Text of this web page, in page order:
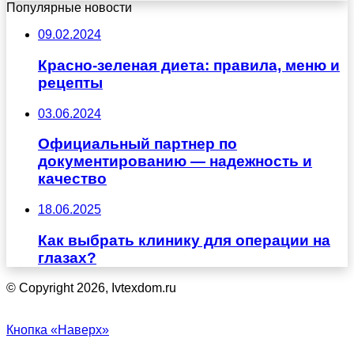
Популярные новости
09.02.2024
Красно-зеленая диета: правила, меню и
рецепты
03.06.2024
Официальный партнер по
документированию — надежность и
качество
18.06.2025
Как выбрать клинику для операции на
глазах?
© Copyright 2026, Ivtexdom.ru
Кнопка «Наверх»